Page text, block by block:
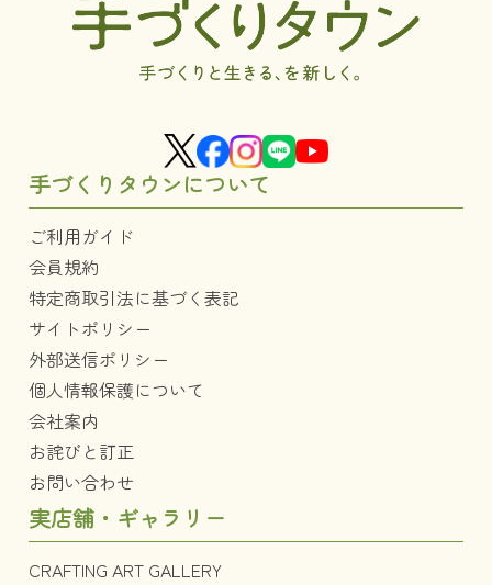
手づくりタウンについて
ご利用ガイド
会員規約
特定商取引法に基づく表記
サイトポリシー
外部送信ポリシー
個人情報保護について
会社案内
お詫びと訂正
お問い合わせ
実店舗・ギャラリー
CRAFTING ART GALLERY